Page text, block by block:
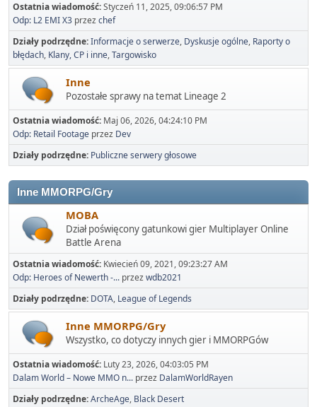
Ostatnia wiadomość:Styczeń 11, 2025, 09:06:57 PM
Odp: L2 EMI X3 przezchef
Działy podrzędne Informacje o serwerze Dyskusje ogólne Raporty o
błędach Klany, CP i inne Targowisko
Inne
Pozostałe sprawy na temat Lineage 2
Ostatnia wiadomość: Maj 06, 2026, 04:24:10 PM
Odp: Retail Footage przez Dev
Działy podrzędne Publiczne serwery głosowe
Inne MMORPG/Gry
MOBA
Dział poświęcony gatunkowi gier Multiplayer Online
Battle Arena
Ostatnia wiadomość: Kwiecień 09, 2021, 09:23:27 AM
Odp: Heroes of Newerth -... przezwdb2021
Działy podrzędne DOTA League of Legends
Inne MMORPG/Gry
Wszystko, co dotyczy innych gier i MMORPGów
Ostatnia wiadomość: Luty 23, 2026, 04:03:05 PM
Dalam World – Nowe MMO n... przez DalamWorldRayen
Działy podrzędne ArcheAge Black Desert